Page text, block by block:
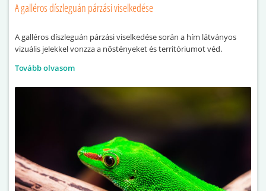
A galléros díszleguán párzási viselkedése
A galléros díszleguán párzási viselkedése során a hím látványos
vizuális jelekkel vonzza a nőstényeket és territóriumot véd.
Tovább olvasom